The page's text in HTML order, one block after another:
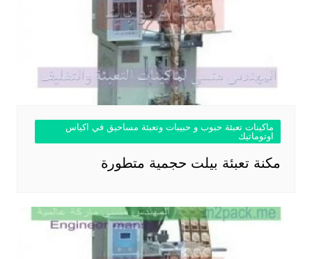
ماكينات تعبئة حبوب و حبيبات وتعبئة مساحيق في اكياس
اوتوماتيك
مكنة تعبئة بيلت حجمية متطورة